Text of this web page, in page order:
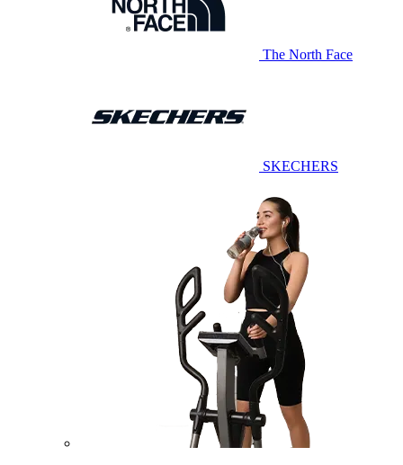
The North Face
SKECHERS